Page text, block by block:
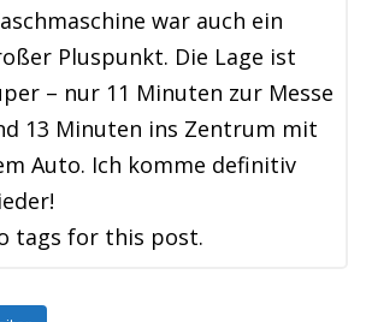
war auch ein
Pluspunkt. Die Lage ist
– nur 11 Minuten zur Messe
13 Minuten ins Zentrum mit
Auto. Ich komme definitiv
tags for this post.